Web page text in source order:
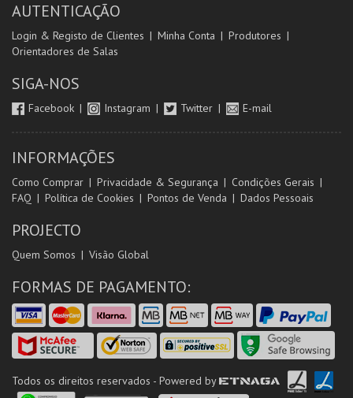
AUTENTICAÇÃO
Login & Registo de Clientes Minha Conta
Produtores
Orientadores de Salas
SIGA-NOS
Facebook Instagram Twitter E-mail
INFORMAÇÕES
Como Comprar Privacidade & Segurança
Condições Gerais
FAQ
Política de Cookies Pontos de Venda Dados Pessoais
PROJECTO
Quem Somos Visão Global
FORMAS DE PAGAMENTO:
Todos os direitos reservados - Powered by ETNAGA